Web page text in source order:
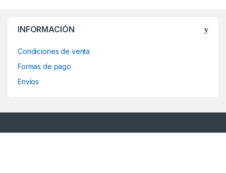
INFORMACIÓN
Condiciones de venta
Formas de pago
Envíos